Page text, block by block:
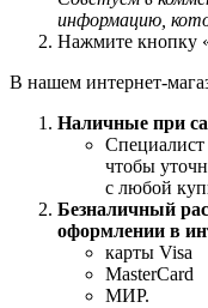
информацию,
Нажмите кнопку
В нашем интернет-
Наличные при
Специалист
чтобы
с любой
Безналичный
оформлении в
карты Visa
MasterCard
МИР.